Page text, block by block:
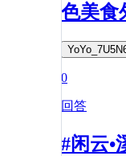
色美食
0
回答
#闲云•